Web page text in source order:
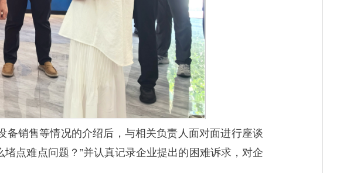
销售等情况的介绍后，与相关负责人面对面进行座谈
点难点问题？”并认真记录企业提出的困难诉求，对企